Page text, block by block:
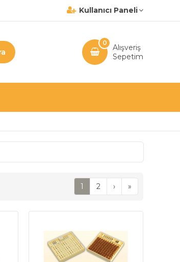
Kullanıcı Paneli
Alışveriş
Sepetim
0
1 2 › »